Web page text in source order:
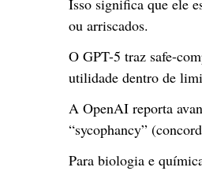
Isso significa que ele
ou arriscados.
O GPT-5 traz safe-
utilidade dentro de
A OpenAI reporta
“sycophancy”
Para biologia e